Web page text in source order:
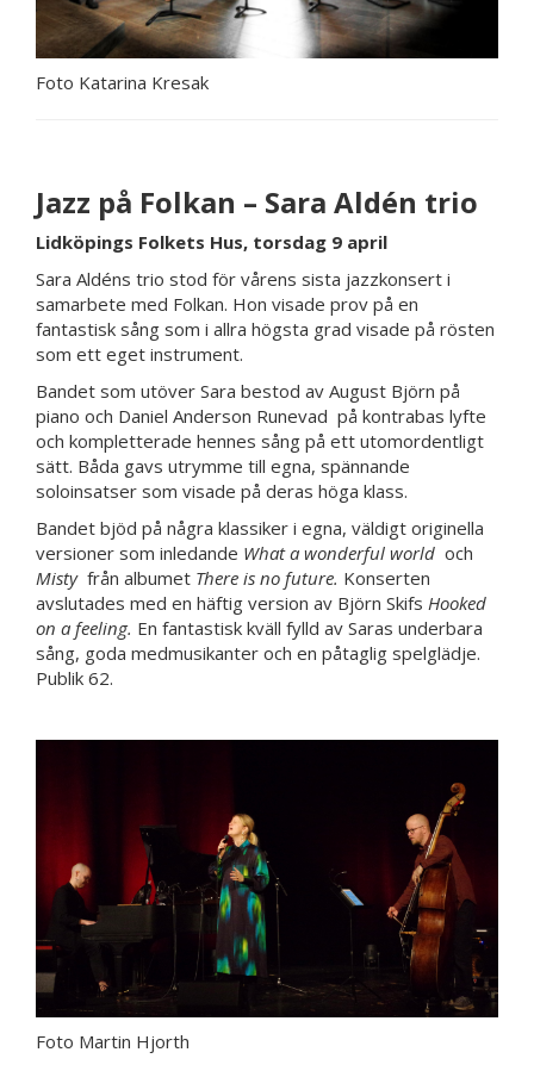
Foto Katarina Kresak
Jazz på Folkan – Sara Aldén trio
Lidköpings Folkets Hus, torsdag 9 april
Sara Aldéns trio stod för vårens sista jazzkonsert i
samarbete med Folkan. Hon visade prov på en
fantastisk sång som i allra högsta grad visade på rösten
som ett eget instrument.
Bandet som utöver Sara bestod av August Björn på
piano och Daniel Anderson Runevad på kontrabas lyfte
och kompletterade hennes sång på ett utomordentligt
sätt. Båda gavs utrymme till egna, spännande
soloinsatser som visade på deras höga klass.
Bandet bjöd på några klassiker i egna, väldigt originella
versioner som inledande What a wonderful world och
Misty från albumet There is no future. Konserten
avslutades med en häftig version av Björn Skifs Hooked
on a feeling. En fantastisk kväll fylld av Saras underbara
sång, goda medmusikanter och en påtaglig spelglädje.
Publik 62.
Foto Martin Hjorth